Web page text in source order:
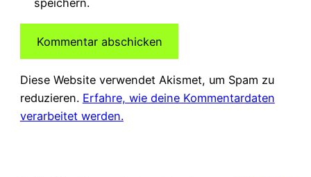
speichern.
Diese Website verwendet Akismet, um Spam zu
reduzieren. Erfahre, wie deine Kommentardaten
verarbeitet werden.